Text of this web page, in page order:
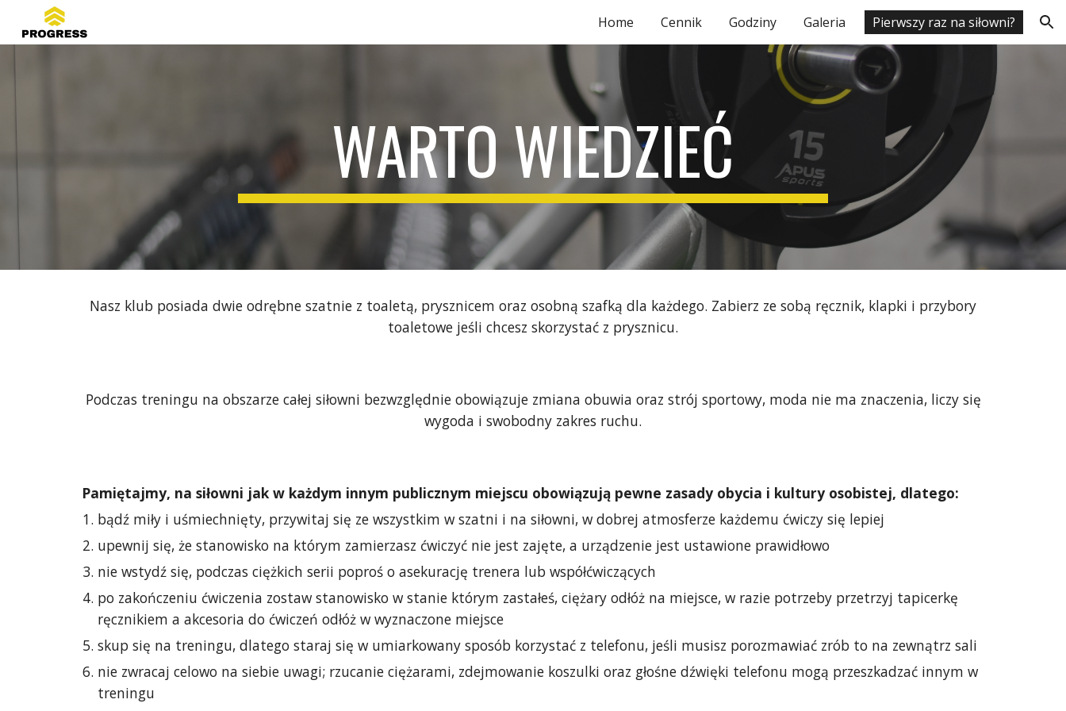
Skip to navigation
Home Cennik Godziny Galeria Pierwszy raz na siłowni?
WARTO WIEDZIEĆ
Nasz klub posiada dwie odrębne szatnie z toaletą, prysznicem oraz osobną szafką dla każdego. Zabierz ze sobą ręcznik, klapki i przybory
toaletowe jeśli chcesz skorzystać z prysznicu.
Podczas treningu na obszarze całej siłowni bezwzględnie obowiązuje zmiana obuwia oraz strój sportowy, moda nie ma znaczenia, liczy się
wygoda i swobodny zakres ruchu.
Pamiętajmy, na siłowni jak w każdym innym publicznym miejscu obowiązują pewne zasady obycia i kultury osobistej, dlatego:
bądź miły i uśmiechnięty, przywitaj się ze wszystkim w szatni i na siłowni, w dobrej atmosferze każdemu ćwiczy się lepiej
upewnij się, że stanowisko na którym zamierzasz ćwiczyć nie jest zajęte, a urządzenie jest ustawione prawidłowo
nie wstydź się, podczas ciężkich serii poproś o asekurację trenera lub współćwiczących
po zakończeniu ćwiczenia zostaw stanowisko w stanie którym zastałeś, ciężary odłóż na miejsce, w razie potrzeby przetrzyj tapicerkę
ręcznikiem a akcesoria do ćwiczeń odłóż w wyznaczone miejsce
skup się na treningu, dlatego staraj się w umiarkowany sposób korzystać z telefonu, jeśli musisz porozmawiać zrób to na zewnątrz sali
nie zwracaj celowo na siebie uwagi; rzucanie ciężarami, zdejmowanie koszulki oraz głośne dźwięki telefonu mogą przeszkadzać innym w
treningu